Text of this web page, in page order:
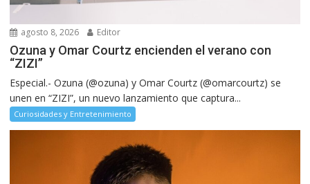
agosto 8, 2026 Editor
Ozuna y Omar Courtz encienden el verano con
“ZIZI”
Especial.- Ozuna (@ozuna) y Omar Courtz (@omarcourtz) se
unen en “ZIZI”, un nuevo lanzamiento que captura...
Curiosidades y Entretenimiento